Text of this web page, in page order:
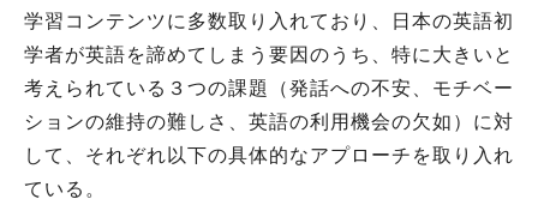
学習コンテンツに多数取り入れており、日本の英語初
学者が英語を諦めてしまう要因のうち、特に大きいと
考えられている３つの課題（発話への不安、モチベー
ションの維持の難しさ、英語の利用機会の欠如）に対
して、それぞれ以下の具体的なアプローチを取り入れ
ている。